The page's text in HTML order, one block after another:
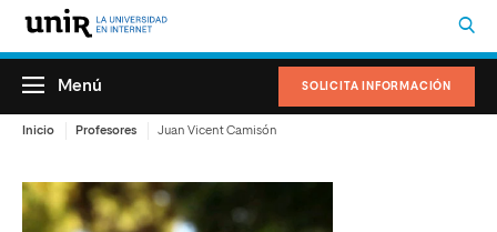
SOLICITA INFORMACIÓN
Menú
Inicio Profesores Juan Vicent Camisón